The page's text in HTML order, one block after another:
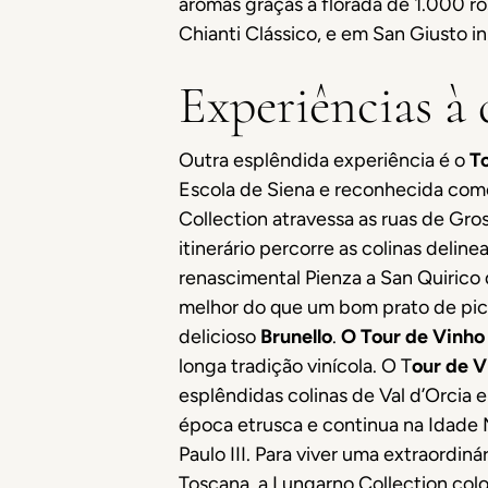
Chianti Clássico, e em San Giusto
Experiências à
Outra esplêndida experiência é o
Escola de Siena e reconhecida
Collection atravessa as ruas de
itinerário percorre as colinas
renascimental Pienza a San
melhor do que um bom prato de
delicioso Brunello. O Tour de
longa tradição vinícola. O Tour de
esplêndidas colinas de Val d’Orcia
época etrusca e continua na Idade
Paulo III. Para viver uma